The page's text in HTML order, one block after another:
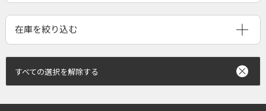
すべての選択を解除する